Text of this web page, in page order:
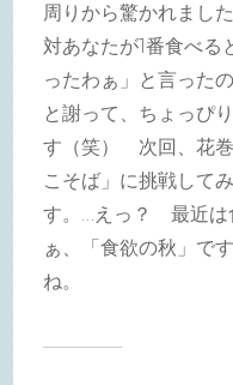
周りから驚かれまし
対あなたが1番食べる
ったわぁ」と言った
と謝って、ちょっぴ
す（笑） 次回、花
こそば」に挑戦して
す。…えっ？ 最近は
ぁ、「食欲の秋」で
ね。